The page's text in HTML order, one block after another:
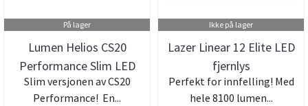
På lager
Lumen Helios CS20
Performance Slim LED
ledbar
Slim versjonen av CS20
Performance! En...
Ikke på lager
Lazer Linear 12 Elite LED
fjernlys
Perfekt for innfelling! Med
hele 8100 lumen...